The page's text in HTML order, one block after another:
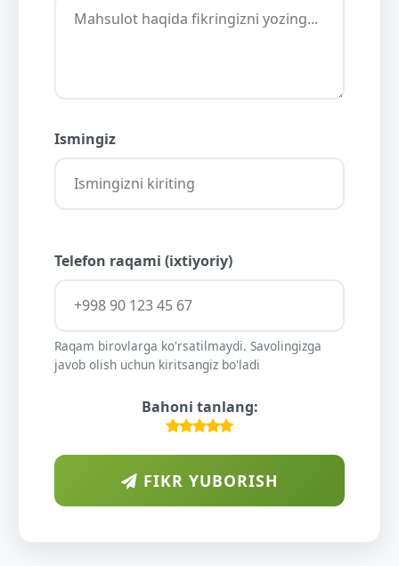
Ismingiz
Telefon raqami (ixtiyoriy)
Raqam birovlarga ko'rsatilmaydi. Savolingizga
javob olish uchun kiritsangiz bo'ladi
Bahoni tanlang:
FIKR YUBORISH